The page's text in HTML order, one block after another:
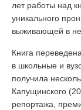
лет работы над
уникального
выживающей в
Книга
в школьные и
получила
Капущинского
репортажа,